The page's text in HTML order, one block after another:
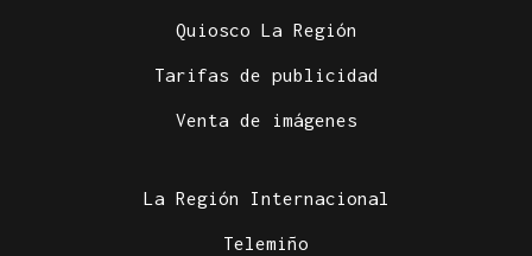
Quiosco La Región
Tarifas de publicidad
Venta de imágenes
La Región Internacional
Telemiño